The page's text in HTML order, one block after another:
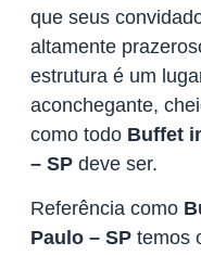
que seus
altamente
estrutura é um
aconchegante,
como todo Buffet
– SP deve ser.
Referência como
Paulo – SP temos